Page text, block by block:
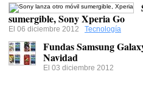
sumergible, Sony Xperia Go
El 06 diciembre 2012 Tecnología
Fundas Samsung
Navidad
El 03 diciembre 2012